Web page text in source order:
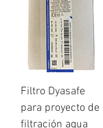
Filtro Dyasafe
para proyecto de
filtración agua